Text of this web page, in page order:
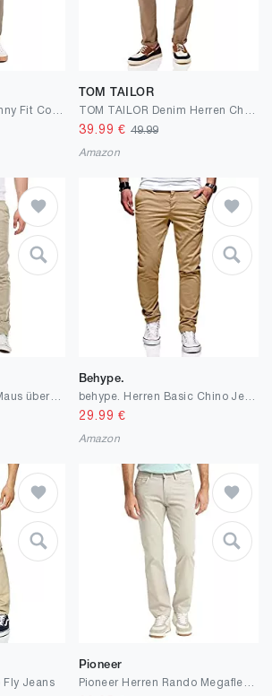
TOM TAILOR
39.99 € 49.99
Amazon
Für größere Ansicht Maus über das Bild ziehen Besuche den Yazubi-Store Yazubi Herren Chino Hose, Modell Dustin, Chinohose by Yzb Jeans
Behype.
29.99 €
Amazon
Fly Jeans
Pioneer